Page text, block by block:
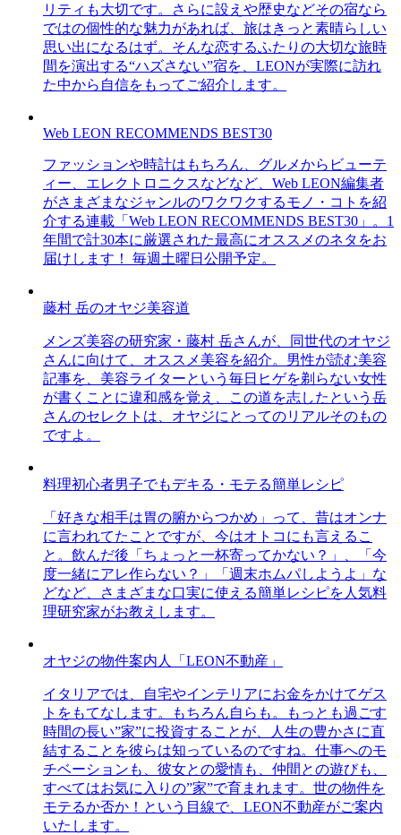
リティも大切です。さらに設えや歴史などその宿なら
ではの個性的な魅力があれば、旅はきっと素晴らしい
思い出になるはず。そんな恋するふたりの大切な旅時
間を演出する“ハズさない”宿を、LEONが実際に訪れ
た中から自信をもってご紹介します。
Web LEON RECOMMENDS BEST30
ファッションや時計はもちろん、グルメからビューテ
ィー、エレクトロニクスなどなど、Web LEON編集者
がさまざまなジャンルのワクワクするモノ・コトを紹
介する連載「Web LEON RECOMMENDS BEST30」。1
年間で計30本に厳選された最高にオススメのネタをお
届けします！ 毎週土曜日公開予定。
藤村 岳のオヤジ美容道
メンズ美容の研究家・藤村 岳さんが、同世代のオヤジ
さんに向けて、オススメ美容を紹介。男性が読む美容
記事を、美容ライターという毎日ヒゲを剃らない女性
が書くことに違和感を覚え、この道を志したという岳
さんのセレクトは、オヤジにとってのリアルそのもの
ですよ。
料理初心者男子でもデキる・モテる簡単レシピ
「好きな相手は胃の腑からつかめ」って、昔はオンナ
に言われてたことですが、今はオトコにも言えるこ
と。飲んだ後「ちょっと一杯寄ってかない？」、「今
度一緒にアレ作らない？」「週末ホムパしようよ」な
どなど、さまざまな口実に使える簡単レシピを人気料
理研究家がお教えします。
オヤジの物件案内人「LEON不動産」
イタリアでは、自宅やインテリアにお金をかけてゲス
トをもてなします。もちろん自らも。もっとも過ごす
時間の長い”家”に投資することが、人生の豊かさに直
結することを彼らは知っているのですね。仕事へのモ
チベーションも、彼女との愛情も、仲間との遊びも、
すべてはお気に入りの”家”で育まれます。世の物件を
モテるか否か！という目線で、LEON不動産がご案内
いたします。